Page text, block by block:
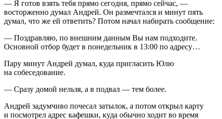
— Я готов взять тебя прямо сегодня, прямо сейчас, —
восторженно думал Андрей. Он размечтался и минут пять
думал, что же ей ответить? Потом начал набирать сообщение:
— Поздравляю, по внешним данным Вы нам подходите.
Основной отбор будет в понедельник в 13:00 по адресу…
Пару минут Андрей думал, куда пригласить Юлю
на собеседование.
— Сразу домой нельзя, а в подвал — тем более.
Андрей задумчиво почесал затылок, а потом открыл карту
и посмотрел адрес кафешки, куда обычно ходит во время